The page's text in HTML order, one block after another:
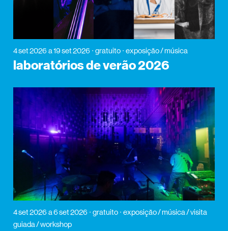
4 set 2026 a 19 set 2026 gratuito exposição / música
laboratórios de verão 2026
4 set 2026 a 6 set 2026 gratuito
exposição / música / visita
guiada / workshop